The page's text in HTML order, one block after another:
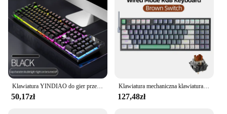
50,17zł
Klawiatura mechaniczna klawiatura do gier Machenike K500 przewodowa klawiatura Hot swap 94 klawisze światło RGB Mac Windows
127,48zł